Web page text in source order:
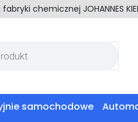
chemicznej JOHANNES
samochodowe